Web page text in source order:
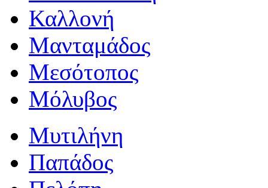
Καλλονή
Μανταμάδος
Μεσότοπος
Μόλυβος
Μυτιλήνη
Παπάδος